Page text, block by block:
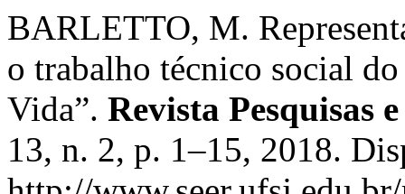
BARLETTO, M.
o trabalho técnico social
Vida”. Revista Pesquisas
13, n. 2, p. 1–15, 2018.